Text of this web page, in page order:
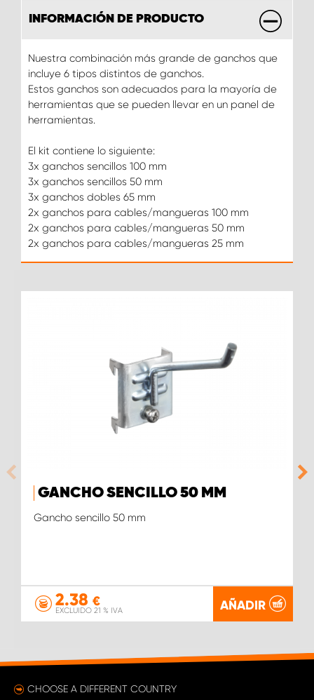
INFORMACIÓN DE PRODUCTO
Nuestra combinación más grande de ganchos que
incluye 6 tipos distintos de ganchos.
Estos ganchos son adecuados para la mayoría de
herramientas que se pueden llevar en un panel de
herramientas.
El kit contiene lo siguiente:
3x ganchos sencillos 100 mm
3x ganchos sencillos 50 mm
3x ganchos dobles 65 mm
2x ganchos para cables/mangueras 100 mm
2x ganchos para cables/mangueras 50 mm
2x ganchos para cables/mangueras 25 mm
GANCHO SENCILLO 50 MM
Gancho sencillo 50 mm
2.38 €
EXCLUIDO 21 % IVA AÑADIR
CHOOSE A DIFFERENT COUNTRY